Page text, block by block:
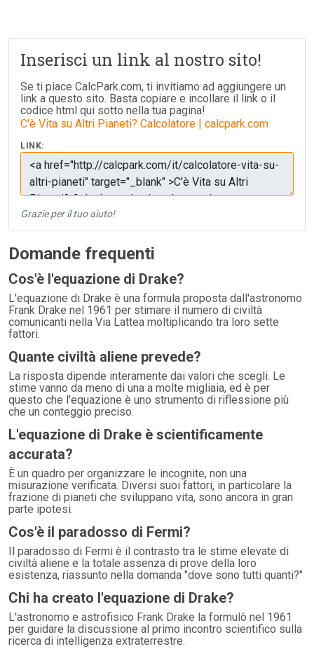
Inserisci un link al nostro sito!
Se ti piace CalcPark.com, ti invitiamo ad aggiungere un
link a questo sito. Basta copiare e incollare il link o il
codice html qui sotto nella tua pagina!
C'è Vita su Altri Pianeti? Calcolatore | calcpark.com
LINK:
Grazie per il tuo aiuto!
Domande frequenti
Cos'è l'equazione di Drake?
L'equazione di Drake è una formula proposta dall'astronomo
Frank Drake nel 1961 per stimare il numero di civiltà
comunicanti nella Via Lattea moltiplicando tra loro sette
fattori.
Quante civiltà aliene prevede?
La risposta dipende interamente dai valori che scegli. Le
stime vanno da meno di una a molte migliaia, ed è per
questo che l'equazione è uno strumento di riflessione più
che un conteggio preciso.
L'equazione di Drake è scientificamente
accurata?
È un quadro per organizzare le incognite, non una
misurazione verificata. Diversi suoi fattori, in particolare la
frazione di pianeti che sviluppano vita, sono ancora in gran
parte ipotesi.
Cos'è il paradosso di Fermi?
Il paradosso di Fermi è il contrasto tra le stime elevate di
civiltà aliene e la totale assenza di prove della loro
esistenza, riassunto nella domanda "dove sono tutti quanti?"
Chi ha creato l'equazione di Drake?
L'astronomo e astrofisico Frank Drake la formulò nel 1961
per guidare la discussione al primo incontro scientifico sulla
ricerca di intelligenza extraterrestre.